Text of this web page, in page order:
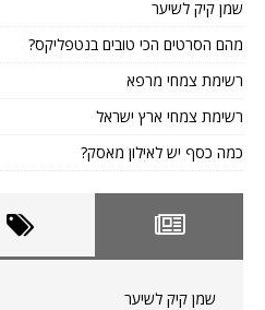
שמן קיק לשיער
מהם הסרטים הכי טובים בנטפליקס?
רשימת צמחי מרפא
רשימת צמחי ארץ ישראל
כמה כסף יש לאילון מאסק?
שמן קיק לשיער